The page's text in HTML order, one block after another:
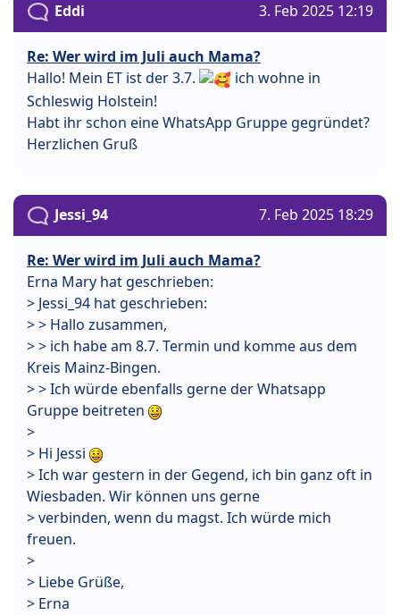
Eddi 3. Feb 2025 12:19
Re: Wer wird im Juli auch Mama?
Hallo! Mein ET ist der 3.7.
ich wohne in
Schleswig Holstein!
Habt ihr schon eine WhatsApp Gruppe gegründet?
Herzlichen Gruß
Jessi_94 7. Feb 2025 18:29
Re: Wer wird im Juli auch Mama?
Erna Mary hat geschrieben:
> Jessi_94 hat geschrieben:
> > Hallo zusammen,
> > ich habe am 8.7. Termin und komme aus dem
Kreis Mainz-Bingen.
> > Ich würde ebenfalls gerne der Whatsapp
Gruppe beitreten
>
> Hi Jessi
> Ich war gestern in der Gegend, ich bin ganz oft in
Wiesbaden. Wir können uns gerne
> verbinden, wenn du magst. Ich würde mich
freuen.
>
> Liebe Grüße,
> Erna